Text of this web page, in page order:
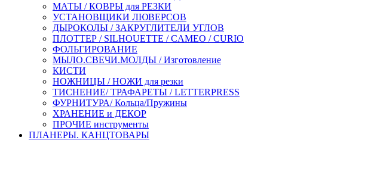
МАТЫ / КОВРЫ для РЕЗКИ
УСТАНОВЩИКИ ЛЮВЕРСОВ
ДЫРОКОЛЫ / ЗАКРУГЛИТЕЛИ УГЛОВ
ПЛОТТЕР / SILHOUETTE / CAMEO / CURIO
ФОЛЬГИРОВАНИЕ
МЫЛО.СВЕЧИ.МОЛДЫ / Изготовление
КИСТИ
НОЖНИЦЫ / НОЖИ для резки
ТИСНЕНИЕ/ ТРАФАРЕТЫ / LETTERPRESS
ФУРНИТУРА/ Кольца/Пружины
ХРАНЕНИЕ и ДЕКОР
ПРОЧИЕ инструменты
ПЛАНЕРЫ. КАНЦТОВАРЫ